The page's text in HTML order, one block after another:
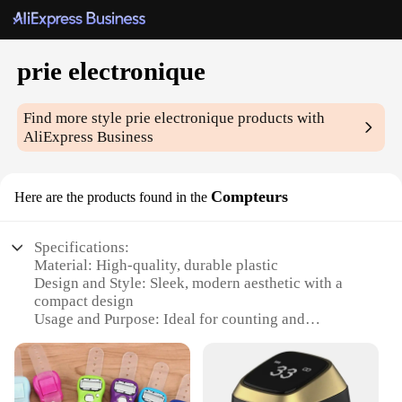
prie electronique
Find more styleprie electronique products with
AliExpress Business
Here are the products found in the Compteurs
Specifications:
Material: High-quality, durable plastic
Design and Style: Sleek, modern aesthetic with a
compact design
Usage and Purpose: Ideal for counting and
Performance and Property: Accurate and reliable
performance
Parts and Accessories: Comes with a set of prie